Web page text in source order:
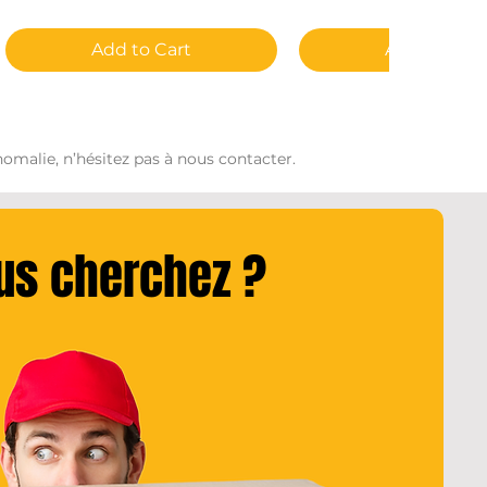
Add to Cart Add to Cart
n’hésitez pas à nous contacter.
cherchez ?